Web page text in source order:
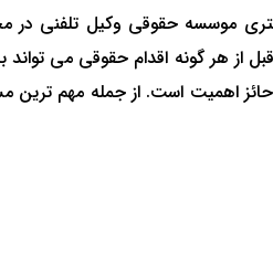
موسسه حقوقی وکیل تلفنی در
هر گونه اقدام حقوقی می تواند
اهمیت است. از جمله مهم ترین